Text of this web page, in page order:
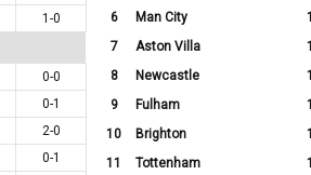
1-0
0-0
0-1
2-0
0-1
6
Man City
7
Aston Villa
8
Newcastle
9
Fulham
10
Brighton
11
Tottenham